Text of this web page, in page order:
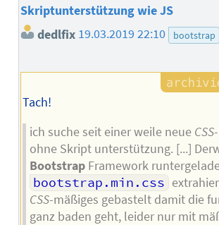
Skriptunterstützung wie JS
dedlfix 19.03.2019 22:10 bootstrap
Tach!
ich suche seit einer weile neue CSS
ohne Skript unterstützung. [...]
BootstrapFramework
bootstrap.min.css
CSS-mäßiges gebastelt damit die
ganz baden geht, leider nur mit